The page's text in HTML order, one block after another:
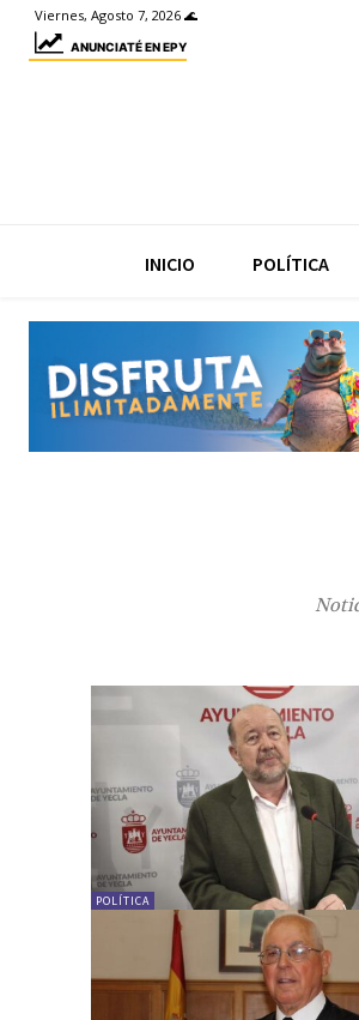
Viernes, Agosto 7, 2026 🌊
ANUNCIATÉ EN EPY
INICIO POLÍTICA
POLÍTICA